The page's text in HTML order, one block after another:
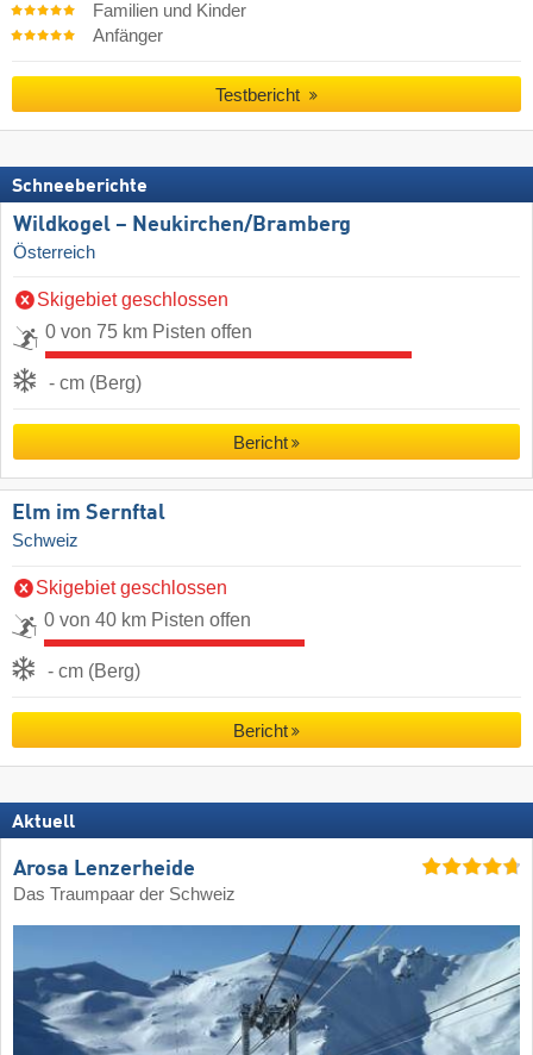
Familien und Kinder
Anfänger
Testbericht
Schneeberichte
Wildkogel – Neukirchen/​Bramberg
Österreich
Skigebiet geschlossen
0 von 75 km Pisten offen
- cm (Berg)
Bericht
Elm im Sernftal
Schweiz
Skigebiet geschlossen
0 von 40 km Pisten offen
- cm (Berg)
Bericht
Aktuell
Arosa Lenzerheide
Das Traumpaar der Schweiz